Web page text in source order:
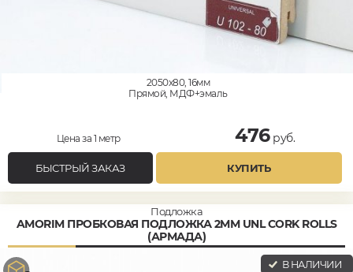
2050x80, 16мм
Прямой, МДФ+эмаль
Цена за 1 метр 476руб.
БЫСТРЫЙ ЗАКАЗ КУПИТЬ
Подложка
AMORIM ПРОБКОВАЯ ПОДЛОЖКА 2ММ UNL CORK ROLLS
(АРМАДА)
В НАЛИЧИИ